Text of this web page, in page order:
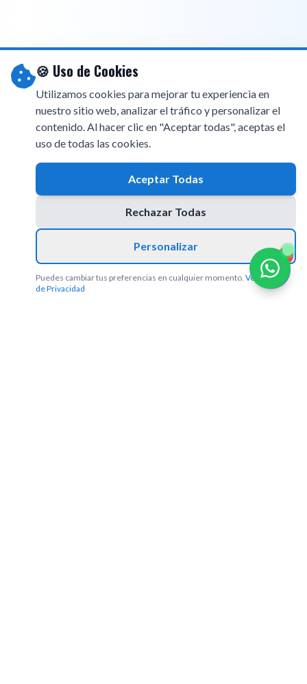
🍪 Uso de Cookies
Utilizamos cookies para mejorar tu experiencia en
nuestro sitio web, analizar el tráfico y personalizar el
contenido. Al hacer clic en "Aceptar todas", aceptas el
uso de todas las cookies.
Aceptar Todas
Rechazar Todas
Personalizar
Puedes cambiar tus preferencias en cualquier momento. Ver Política
de Privacidad
1